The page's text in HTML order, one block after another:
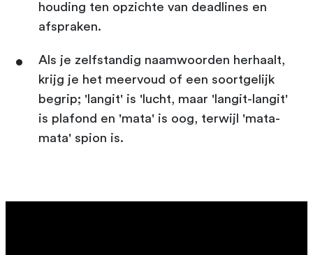
houding ten opzichte van deadlines en
afspraken.
Als je zelfstandig naamwoorden herhaalt,
krijg je het meervoud of een soortgelijk
begrip; 'langit' is 'lucht, maar 'langit-langit'
is plafond en 'mata' is oog, terwijl 'mata-
mata' spion is.